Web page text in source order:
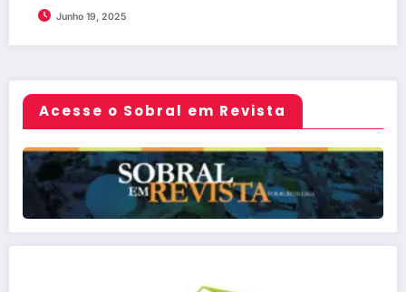
Junho 19, 2025
Acesse o Sobral em Revista